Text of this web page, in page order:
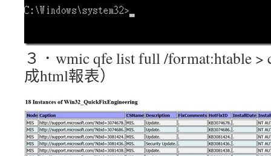
３．wmic qfe list full /format:htable
成html報表）